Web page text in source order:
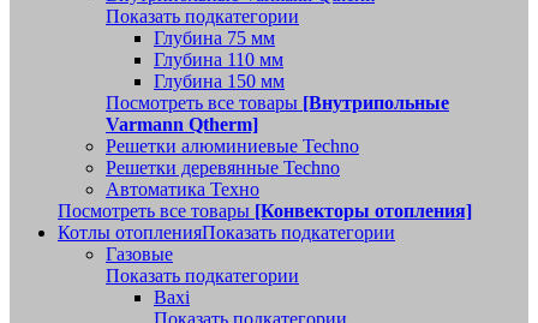
Показать подкатегории
Глубина 75 мм
Глубина 110 мм
Глубина 150 мм
Посмотреть все товары [Внутрипольные
Varmann Qtherm]
Решетки алюминиевые Techno
Решетки деревянные Techno
Автоматика Техно
Посмотреть все товары [Конвекторы отопления]
Котлы отопленияПоказать подкатегории
Газовые
Показать подкатегории
Baxi
Показать подкатегории